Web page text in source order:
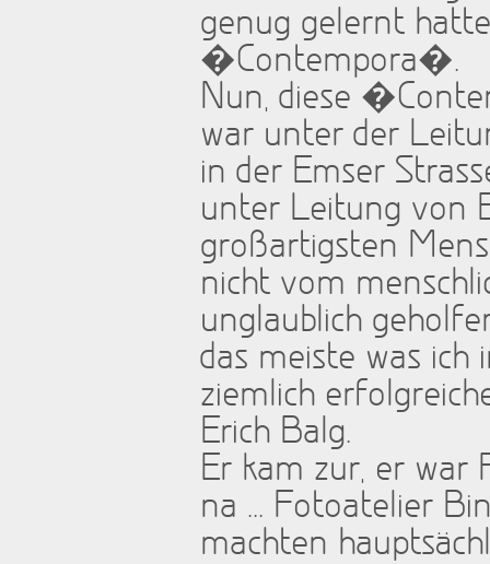
genug gelernt
�Contempora�.
Nun, diese
war unter der
in der Emser
unter Leitung von
großartigsten
nicht vom
unglaublich
das meiste was
ziemlich
Erich Balg.
Er kam zur, er war
na ... Fotoatelier
machten